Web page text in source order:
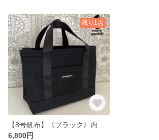
残り1点
6,800円